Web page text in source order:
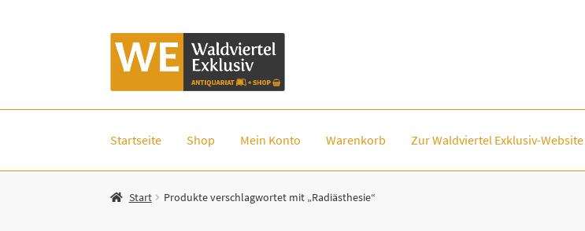
Zur
Navigation
Zum
Inhalt
Startseite Shop Mein Konto Warenkorb Zur Waldviertel Exklusiv-Website
Start Produkte verschlagwortet mit „Radiästhesie“